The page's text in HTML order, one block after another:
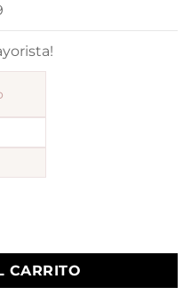
pasante cantidad
CARRITO